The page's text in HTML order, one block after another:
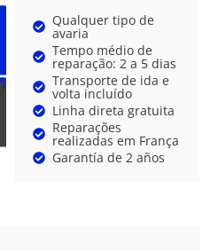
Qualquer tipo de
avaria
Tempo médio de
reparação: 2 a 5 dias
Transporte de ida e
volta incluído
Linha direta gratuita
Reparações
realizadas em França
Garantía de 2 años